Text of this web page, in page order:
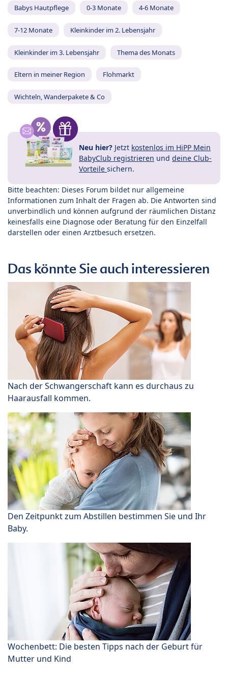
Babys Hautpflege 0-3 Monate 4-6 Monate
7-12 Monate Kleinkinder im 2. Lebensjahr
Kleinkinder im 3. Lebensjahr Thema des Monats
Eltern in meiner Region Flohmarkt
Wichteln, Wanderpakete & Co
Neu hier? Jetzt kostenlos im HiPP Mein
BabyClub registrieren und deine Club-
Vorteile sichern.
Bitte beachten: Dieses Forum bildet nur allgemeine
Informationen zum Inhalt der Fragen ab. Die Antworten sind
unverbindlich und können aufgrund der räumlichen Distanz
keinesfalls eine Diagnose oder Beratung für den Einzelfall
darstellen oder einen Arztbesuch ersetzen.
Das könnte Sie auch interessieren
Nach der Schwangerschaft kann es durchaus zu
Haarausfall kommen.
Den Zeitpunkt zum Abstillen bestimmen Sie und Ihr
Baby.
Wochenbett: Die besten Tipps nach der Geburt für
Mutter und Kind